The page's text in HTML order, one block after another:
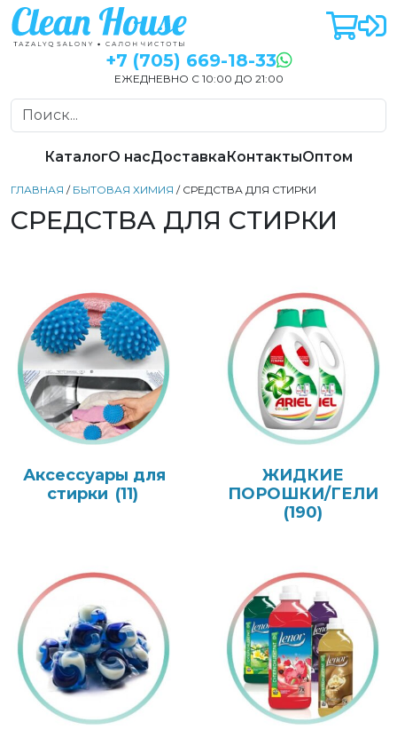
+7 (705) 669-18-33
ЕЖЕДНЕВНО С 10:00 ДО 21:00
КаталогО насДоставкаКонтактыОптом
ГЛАВНАЯ / БЫТОВАЯ ХИМИЯ / СРЕДСТВА ДЛЯ СТИРКИ
СРЕДСТВА ДЛЯ СТИРКИ
Аксессуары для
стирки (11)
ЖИДКИЕ
ПОРОШКИ/ГЕЛИ
(190)